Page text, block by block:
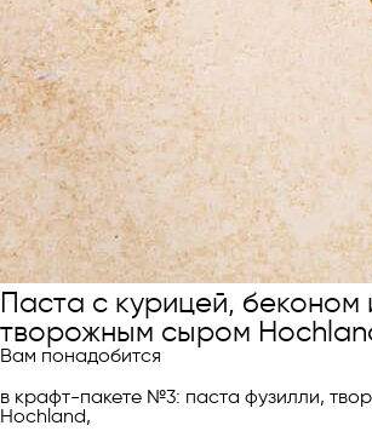
Паста с курицей, беконом
творожным сыром
Вам понадобится
в крафт-пакете №3: паста фузилли,
Hochland,